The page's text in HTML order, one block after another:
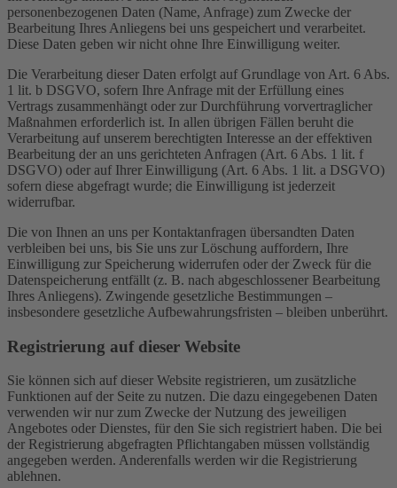
personenbezogenen Daten (Name, Anfrage) zum Zwecke der
Bearbeitung Ihres Anliegens bei uns gespeichert und verarbeitet.
Diese Daten geben wir nicht ohne Ihre Einwilligung weiter.
Die Verarbeitung dieser Daten erfolgt auf Grundlage von Art. 6 Abs.
1 lit. b DSGVO, sofern Ihre Anfrage mit der Erfüllung eines
Vertrags zusammenhängt oder zur Durchführung vorvertraglicher
Maßnahmen erforderlich ist. In allen übrigen Fällen beruht die
Verarbeitung auf unserem berechtigten Interesse an der effektiven
Bearbeitung der an uns gerichteten Anfragen (Art. 6 Abs. 1 lit. f
DSGVO) oder auf Ihrer Einwilligung (Art. 6 Abs. 1 lit. a DSGVO)
sofern diese abgefragt wurde; die Einwilligung ist jederzeit
widerrufbar.
Die von Ihnen an uns per Kontaktanfragen übersandten Daten
verbleiben bei uns, bis Sie uns zur Löschung auffordern, Ihre
Einwilligung zur Speicherung widerrufen oder der Zweck für die
Datenspeicherung entfällt (z. B. nach abgeschlossener Bearbeitung
Ihres Anliegens). Zwingende gesetzliche Bestimmungen –
insbesondere gesetzliche Aufbewahrungsfristen – bleiben unberührt.
Registrierung auf dieser Website
Sie können sich auf dieser Website registrieren, um zusätzliche
Funktionen auf der Seite zu nutzen. Die dazu eingegebenen Daten
verwenden wir nur zum Zwecke der Nutzung des jeweiligen
Angebotes oder Dienstes, für den Sie sich registriert haben. Die bei
der Registrierung abgefragten Pflichtangaben müssen vollständig
angegeben werden. Anderenfalls werden wir die Registrierung
ablehnen.